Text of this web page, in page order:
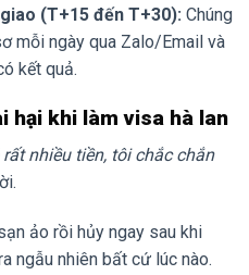
(T+15 đến T+30): Chúng
mỗi ngày qua Zalo/Email và
kết quả.
hại khi làm visa hà lan
rất nhiều tiền, tôi chắc chắn
ảo rồi hủy ngay sau khi
ngẫu nhiên bất cứ lúc nào.